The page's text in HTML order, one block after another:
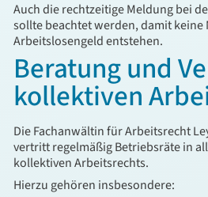
Auch die rechtzeitige Meldung bei
sollte beachtet werden, damit keine
Arbeitslosengeld entstehen.
Beratung und
kollektiven
Die Fachanwältin für Arbeitsrecht
vertritt regelmäßig Betriebsräte in
kollektiven Arbeitsrechts.
Hierzu gehören insbesondere: